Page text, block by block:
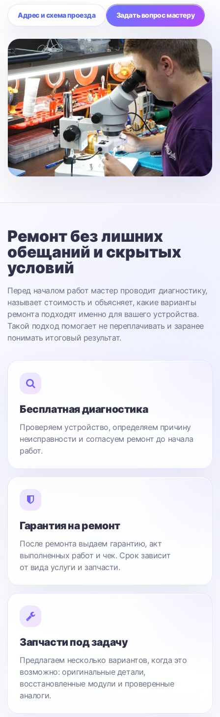
Адрес и схема проезда Задать вопрос мастеру
Ремонт без лишних
обещаний и скрытых
условий
Перед началом работ мастер проводит диагностику,
называет стоимость и объясняет, какие варианты
ремонта подходят именно для вашего устройства.
Такой подход помогает не переплачивать и заранее
понимать итоговый результат.
Бесплатная диагностика
Проверяем устройство, определяем причину
неисправности и согласуем ремонт до начала
работ.
Гарантия на ремонт
После ремонта выдаем гарантию, акт
выполненных работ и чек. Срок зависит
от вида услуги и запчасти.
Запчасти под задачу
Предлагаем несколько вариантов, когда это
возможно: оригинальные детали,
восстановленные модули и проверенные
аналоги.